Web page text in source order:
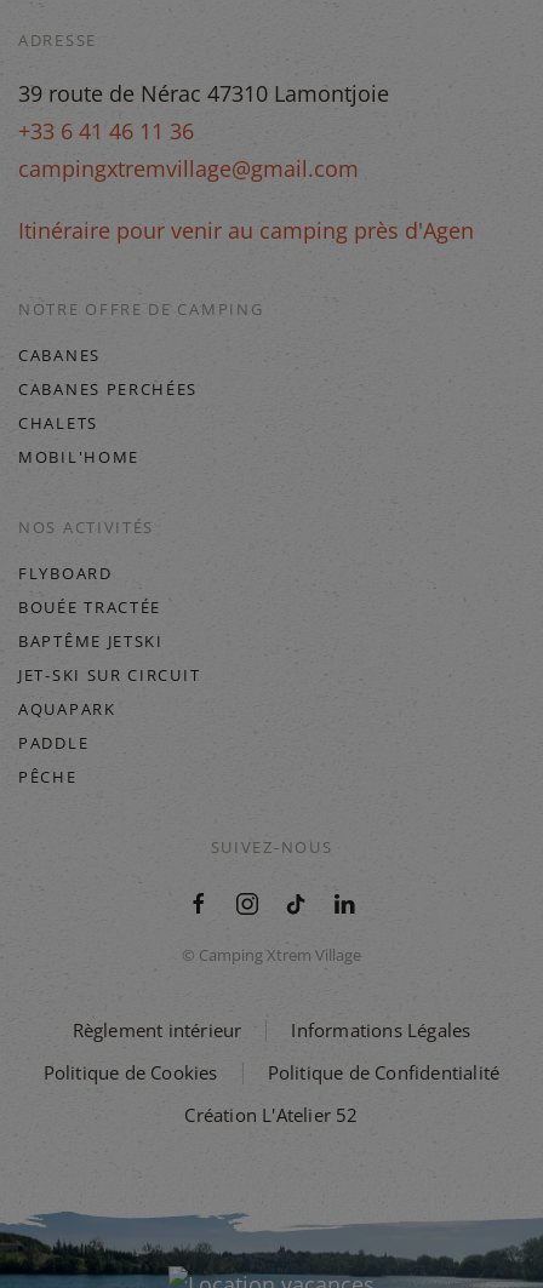
ADRESSE
39 route de Nérac 47310 Lamontjoie
+33 6 41 46 11 36
campingxtremvillage@gmail.com
Itinéraire pour venir au camping près d'Agen
NOTRE OFFRE DE CAMPING
CABANES
CABANES PERCHÉES
CHALETS
MOBIL'HOME
NOS ACTIVITÉS
FLYBOARD
BOUÉE TRACTÉE
BAPTÊME JETSKI
JET-SKI SUR CIRCUIT
AQUAPARK
PADDLE
PÊCHE
SUIVEZ-NOUS
© Camping Xtrem Village
Règlement intérieur
Informations Légales
Politique de Cookies
Politique de Confidentialité
Création L'Atelier 52